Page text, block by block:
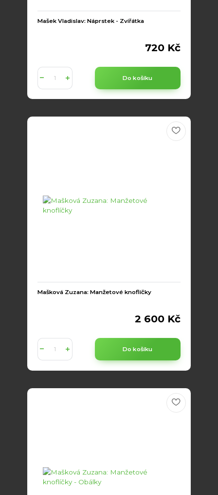
Mašek Vladislav: Náprstek - Zvířátka
720 Kč
Do košíku
Mašková Zuzana: Manžetové knoflíčky
2 600 Kč
Do košíku